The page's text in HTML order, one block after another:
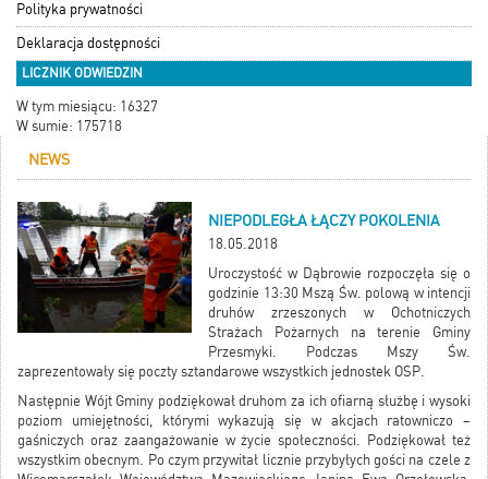
Polityka prywatności
Deklaracja dostępności
LICZNIK ODWIEDZIN
W tym miesiącu: 16327
W sumie: 175718
NEWS
NIEPODLEGŁA ŁĄCZY POKOLENIA
18.05.2018
Uroczystość w Dąbrowie rozpoczęła się o
godzinie 13:30 Mszą Św. polową w intencji
druhów zrzeszonych w Ochotniczych
Strażach Pożarnych na terenie Gminy
Przesmyki. Podczas Mszy Św.
zaprezentowały się poczty sztandarowe wszystkich jednostek OSP.
Następnie Wójt Gminy podziękował druhom za ich ofiarną służbę i wysoki
poziom umiejętności, którymi wykazują się w akcjach ratowniczo –
gaśniczych oraz zaangażowanie w życie społeczności. Podziękował też
wszystkim obecnym. Po czym przywitał licznie przybyłych gości na czele z